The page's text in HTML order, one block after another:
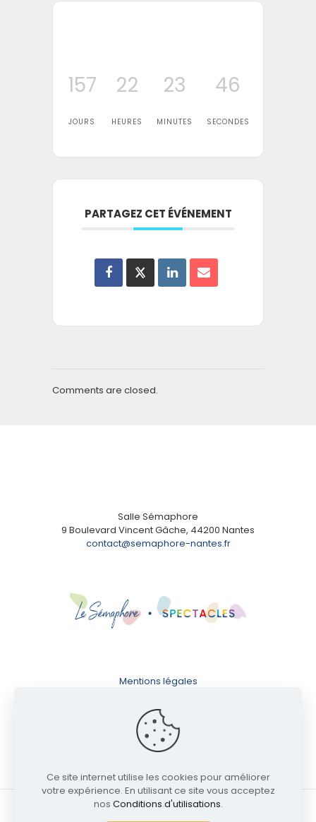
157
JOURS
22
HEURES
23
MINUTES
46
SECONDES
PARTAGEZ CET ÉVÉNEMENT
Comments are closed.
Salle Sémaphore
9 Boulevard Vincent Gâche, 44200 Nantes
contact@semaphore-nantes.fr
Mentions légales
Politique de confidentialité
Ce site internet utilise les cookies pour améliorer
votre expérience. En utilisant ce site vous acceptez
nos Conditions d'utilisations.